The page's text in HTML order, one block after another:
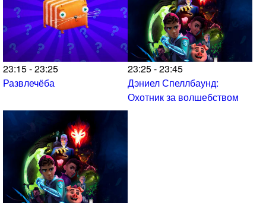
23:15 - 23:25
Развлечёба
23:25 - 23:45
Дэниел Спеллбаунд:
Охотник за волшебством